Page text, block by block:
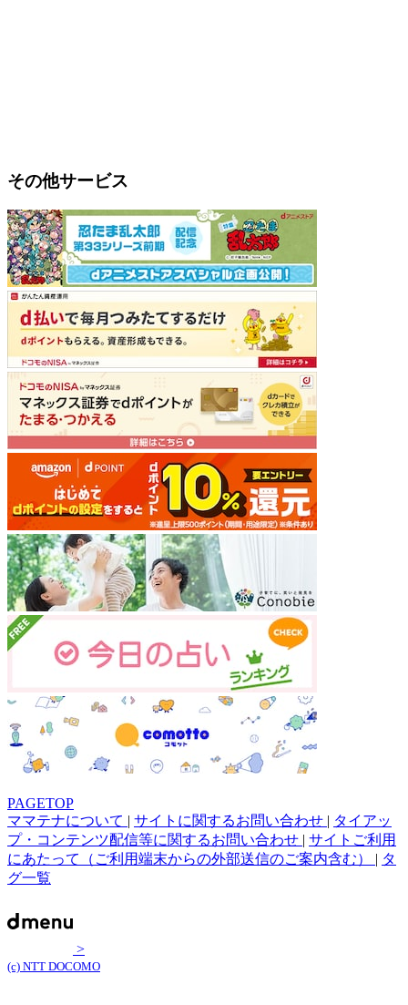
その他サービス
PAGETOP
ママテナについて | サイトに関するお問い合わせ | タイアッ
プ・コンテンツ配信等に関するお問い合わせ | サイトご利用
にあたって（ご利用端末からの外部送信のご案内含む） | タ
グ一覧
>
(c) NTT DOCOMO